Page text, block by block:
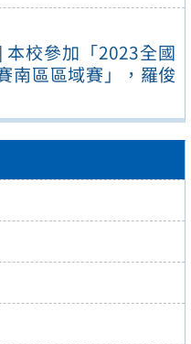
本校參加「2023全國
南區區域賽」，羅俊